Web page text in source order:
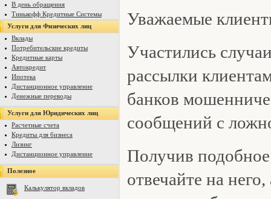
В день обращения
Тинькофф Кредитные Системы
Услуги для Физических лиц
Вклады
Потребительские кредиты
Кредитные карты
Автокредит
Ипотека
Дистанционное управление
Денежные переводы
Услуги для Юридических лиц
Расчетные счета
Кредиты для бизнеса
Лизинг
Дистанционное управление
Полезное
Калькулятор вкладов
Уважаемые
Участились
рассылки
банков
сообщений с
Получив
отвечайте на